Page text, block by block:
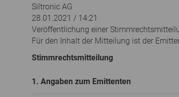
Siltronic AG
28.01.2021 / 14:21
Veröffentlichung einer
Für den Inhalt der Mitteilung ist der
Stimmrechtsmitteilung
1. Angaben zum Emittenten